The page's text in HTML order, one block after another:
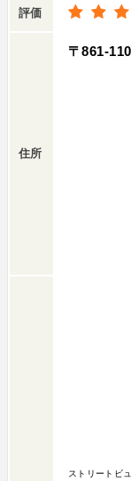
評価
住所
〒861-
ストリートビ